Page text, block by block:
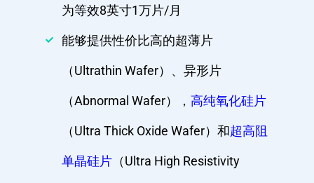
为等效8英寸1万片/月
能够提供性价比高的超薄片
（Ultrathin Wafer）、异形片
（Abnormal Wafer）， 高纯氧化硅片
（Ultra Thick Oxide Wafer）和超高阻
单晶硅片 （Ultra High Resistivity